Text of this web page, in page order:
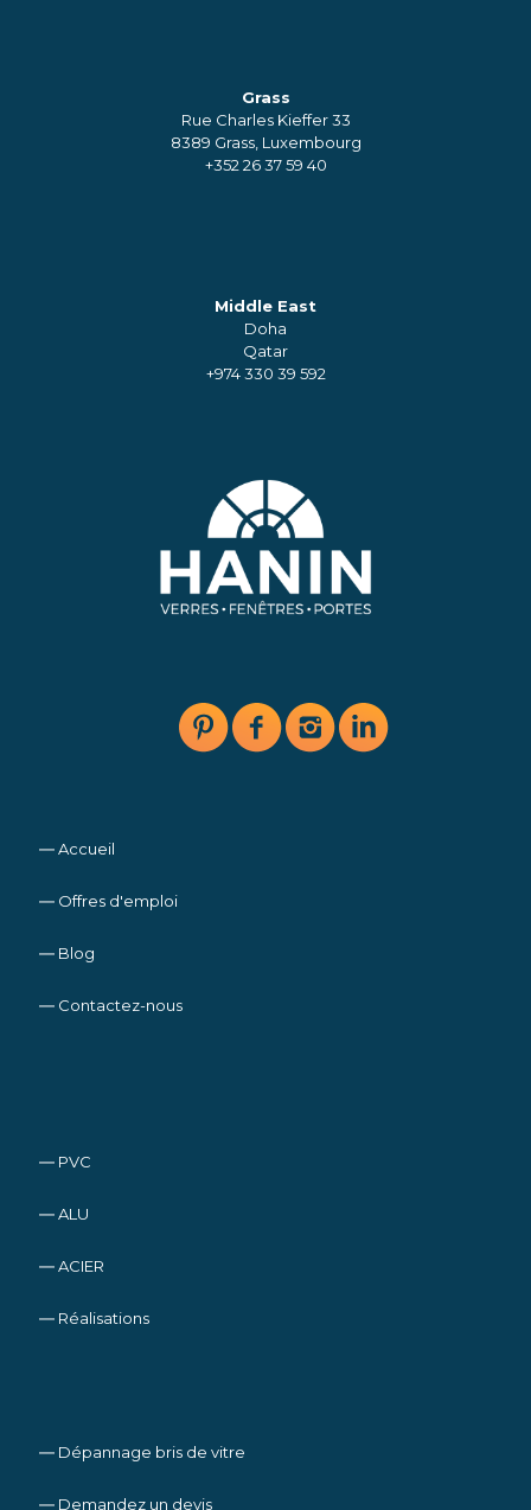
Grass
Rue Charles Kieffer 33
8389 Grass, Luxembourg
+352 26 37 59 40
Middle East
Doha
Qatar
+974 330 39 592
― Accueil
― Offres d'emploi
― Blog
― Contactez-nous
― PVC
― ALU
― ACIER
― Réalisations
― Dépannage bris de vitre
― Demandez un devis